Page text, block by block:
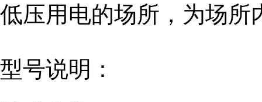
低压用电的场所，为场所
型号说明：